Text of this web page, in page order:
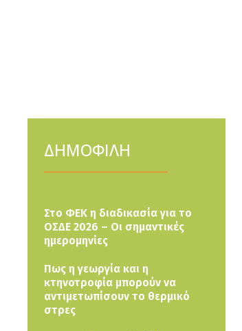
ΔΗΜΟΦΙΛΗ
Στο ΦΕΚ η διαδικασία για το
ΟΣΔΕ 2026 – Οι σημαντικές
ημερομηνίες
Πως η γεωργία και η
κτηνοτροφία μπορούν να
αντιμετωπίσουν το θερμικό
στρες